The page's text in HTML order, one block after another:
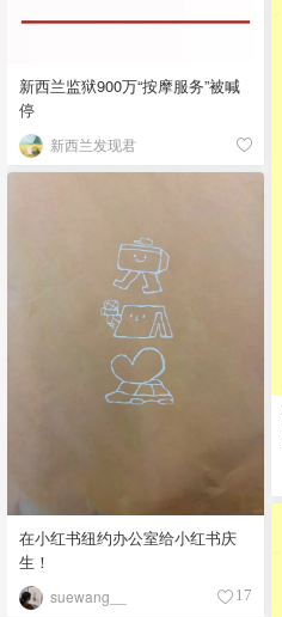
新西兰监狱900万“按摩服务”被喊
停
新西兰发现君
在小红书纽约办公室给小红书庆
生！
suewang__ 17